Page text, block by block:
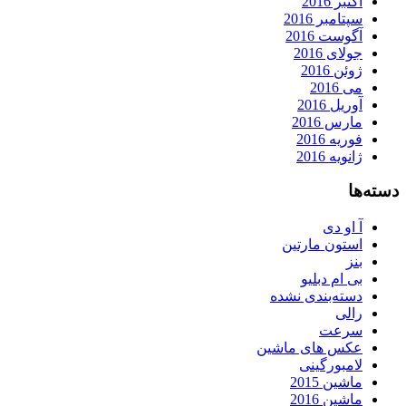
سپتامبر 2016
آگوست 2016
جولای 2016
ژوئن 2016
می 2016
آوریل 2016
مارس 2016
فوریه 2016
ژانویه 2016
دسته‌ها
آ او دی
استون مارتین
بنز
بی ام دبلیو
دسته‌بندی نشده
رالی
سرعت
عکس های ماشین
لامبورگینی
ماشین 2015
ماشین 2016